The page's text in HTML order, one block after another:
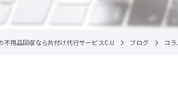
不用品回収なら片付け代行サービスC.U ブログ コラ